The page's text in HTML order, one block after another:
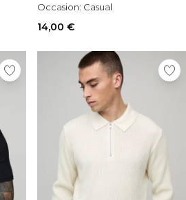
Occasion: Casual
Style:
Polo
14,00 €